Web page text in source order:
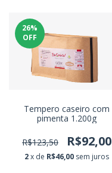
26%
OFF
Tempero caseiro com
pimenta 1.200g
R$123,50 R$92,00
2x de R$46,00 sem juros